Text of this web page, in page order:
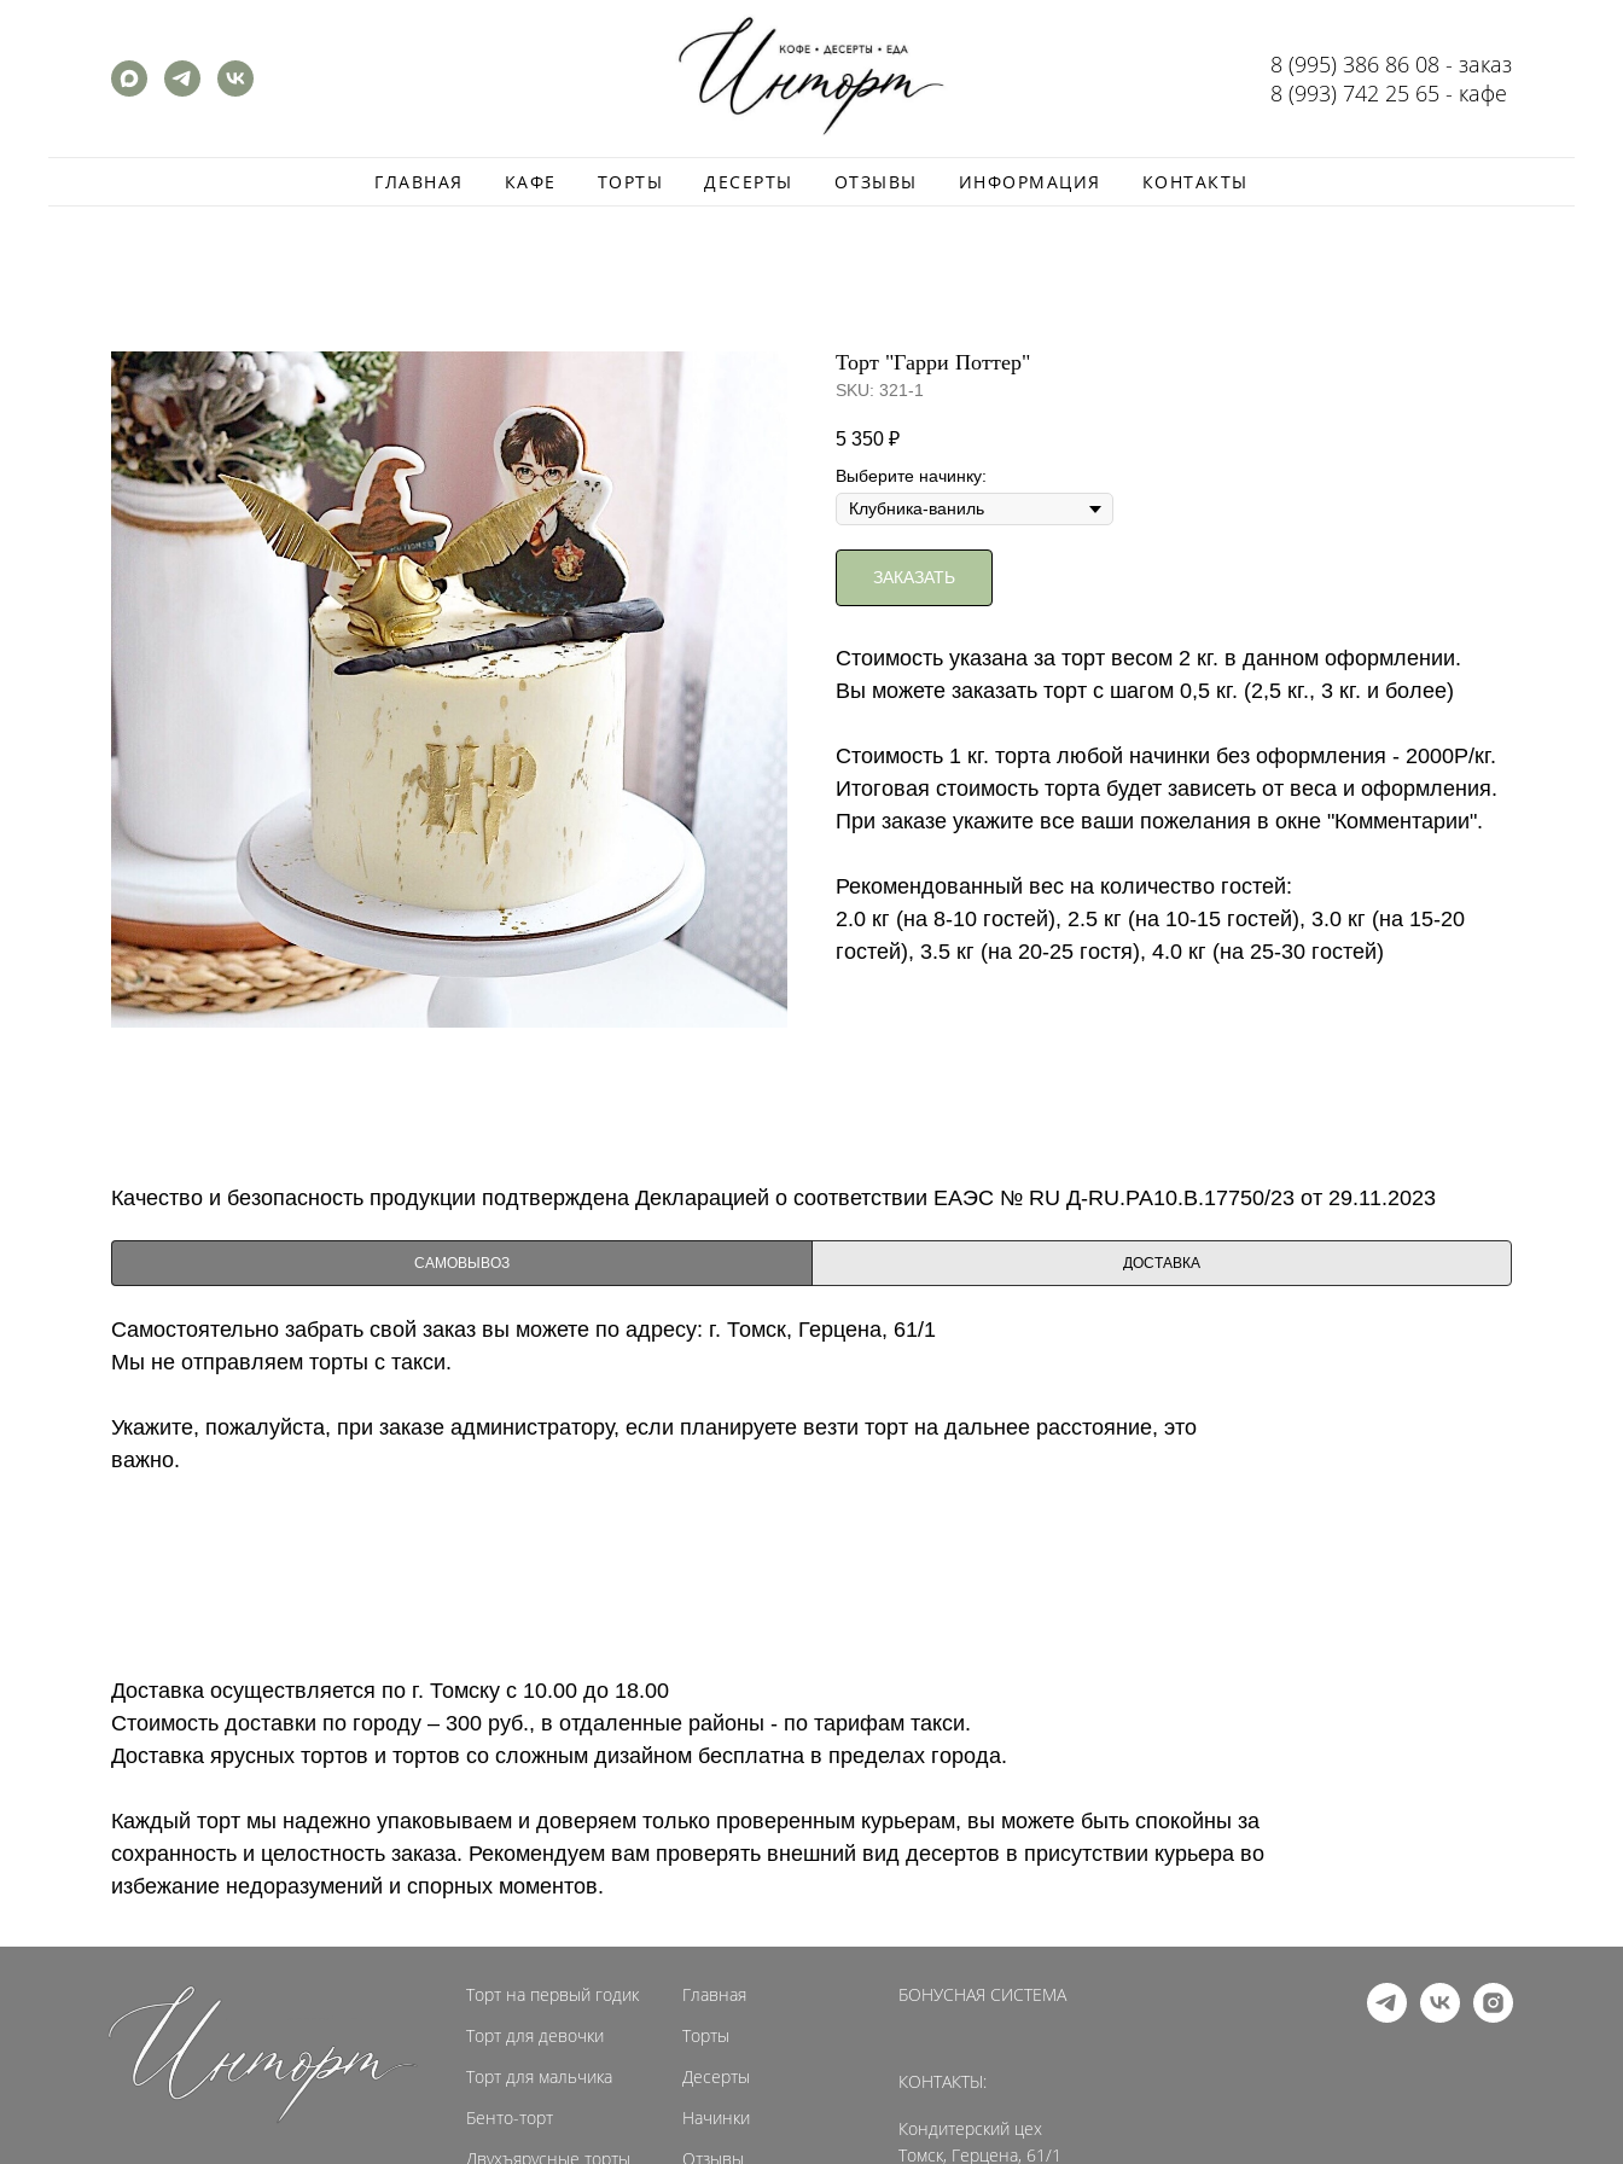
8 (995) 386 86 08 - заказ
8 (993) 742 25 65 - кафе
ГЛАВНАЯ КАФЕ ТОРТЫ ДЕСЕРТЫ ОТЗЫВЫ ИНФОРМАЦИЯ КОНТАКТЫ
Торт "Гарри Поттер"
SKU: 321-1
5 350 ₽
Выберите начинку:
ЗАКАЗАТЬ
Стоимость указана за торт весом 2 кг. в данном оформлении.
Вы можете заказать торт с шагом 0,5 кг. (2,5 кг., 3 кг. и более)
Стоимость 1 кг. торта любой начинки без оформления - 2000Р/кг.
Итоговая стоимость торта будет зависеть от веса и оформления.
При заказе укажите все ваши пожелания в окне "Комментарии".
Рекомендованный вес на количество гостей:
2.0 кг (на 8-10 гостей), 2.5 кг (на 10-15 гостей), 3.0 кг (на 15-20
гостей), 3.5 кг (на 20-25 гостя), 4.0 кг (на 25-30 гостей)
Качество и безопасность продукции подтверждена Декларацией о соответствии ЕАЭС № RU Д-RU.PA10.B.17750/23 от 29.11.2023
САМОВЫВОЗ ДОСТАВКА
Самостоятельно забрать свой заказ вы можете по адресу: г. Томск, Герцена, 61/1
Мы не отправляем торты с такси.
Укажите, пожалуйста, при заказе администратору, если планируете везти торт на дальнее расстояние, это
важно.
Доставка осуществляется по г. Томску с 10.00 до 18.00
Стоимость доставки по городу – 300 руб., в отдаленные районы - по тарифам такси.
Доставка ярусных тортов и тортов со сложным дизайном бесплатна в пределах города.
Каждый торт мы надежно упаковываем и доверяем только проверенным курьерам, вы можете быть спокойны за
сохранность и целостность заказа. Рекомендуем вам проверять внешний вид десертов в присутствии курьера во
избежание недоразумений и спорных моментов.
Торт на первый годик
Торт для девочки
Торт для мальчика
Бенто-торт
Двухъярусные торты
Главная
Торты
Десерты
Начинки
Отзывы
БОНУСНАЯ СИСТЕМА
КОНТАКТЫ:
Кондитерский цех
Томск, Герцена, 61/1